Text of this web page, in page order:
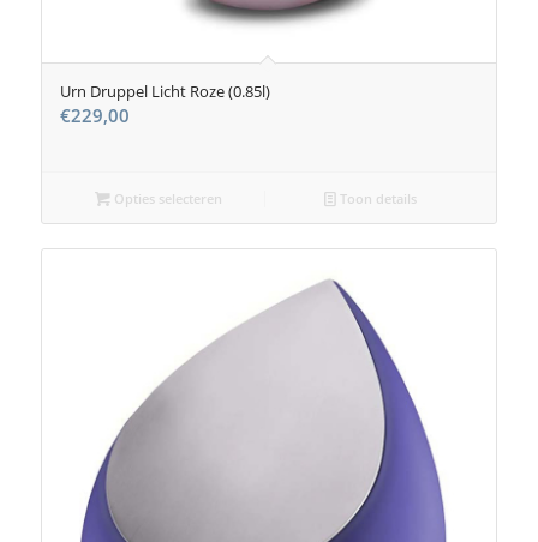
Urn Druppel Licht Roze (0.85l)
€229,00
Opties selecteren Toon details